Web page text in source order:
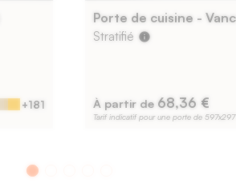
+181
Stratifié info
À partir de 68,36 €
Tarif indicatif pour une porte de 597x297